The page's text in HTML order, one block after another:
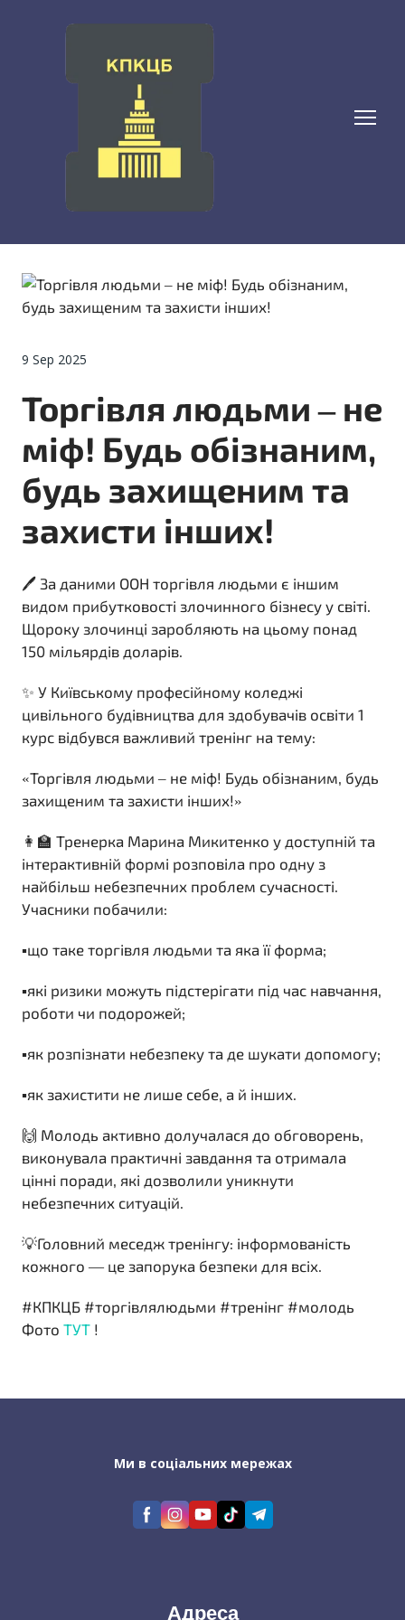
9 Sep 2025
Торгівля людьми – не
міф! Будь обізнаним,
будь захищеним та
захисти інших!
🖊️ За даними ООН торгівля людьми є іншим
видом прибутковості злочинного бізнесу у світі.
Щороку злочинці заробляють на цьому понад
150 мільярдів доларів.
✨ У Київському професійному коледжі
цивільного будівництва для здобувачів освіти 1
курс відбувся важливий тренінг на тему:
«Торгівля людьми – не міф! Будь обізнаним, будь
захищеним та захисти інших!»
👩‍🏫 Тренерка Марина Микитенко у доступній та
інтерактивній формі розповіла про одну з
найбільш небезпечних проблем сучасності.
Учасники побачили:
▪️що таке торгівля людьми та яка її форма;
▪️які ризики можуть підстерігати під час навчання,
роботи чи подорожей;
▪️як розпізнати небезпеку та де шукати допомогу;
▪️як захистити не лише себе, а й інших.
🙌 Молодь активно долучалася до обговорень,
виконувала практичні завдання та отримала
цінні поради, які дозволили уникнути
небезпечних ситуацій.
💡Головний меседж тренінгу: інформованість
кожного — це запорука безпеки для всіх.
#КПКЦБ #торгівлялюдьми #тренінг #молодь
Фото ТУТ !
Ми в соціальних мережах
Адреса